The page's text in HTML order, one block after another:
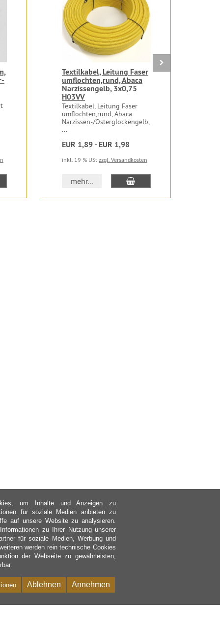
Warenkorb
Textilkabel, Leitung Faser
umflochten,rund, Abaca
Narzissengelb, 3x0,75
H03VV
Textilkabel, Leitung Faser
umflochten,rund, Abaca
Narzissen-/Osterglockengelb,
...
EUR 1,89 - EUR 1,98
inkl. 19 % USt zzgl. Versandkosten
mehr... In den Warenkorb
um Inhalte und Anzeigen zu
für soziale Medien anbieten zu
auf unsere Website zu analysieren.
zu Ihrer Nutzung unserer
für soziale Medien, Werbung und
werden rein technische Cookies
der Webseite zu gewährleisten,
Annehmen
Ablehnen